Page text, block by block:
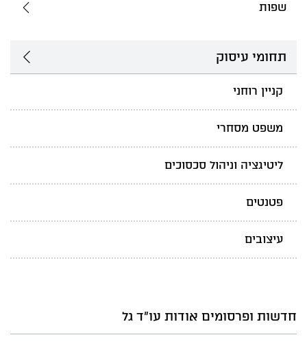
שפות
תחומי עיסוק
קניין רוחני
משפט מסחרי
ליטיגציה וניהול סכסוכים
פטנטים
עיצובים
חדשות ופרסומים אודות עו"ד גל